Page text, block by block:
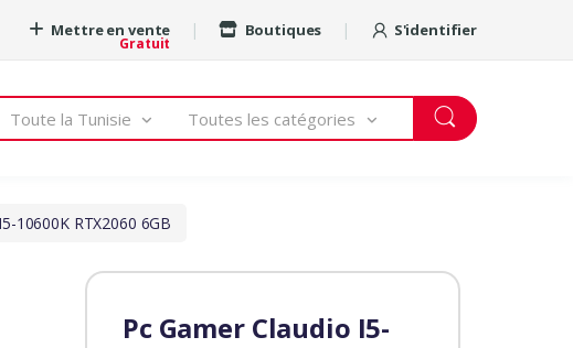
Mettre en vente
Gratuit
Boutiques S'identifier
Toute la Tunisie Toutes les catégories
10600K RTX2060 6GB
Pc Gamer Claudio I5-